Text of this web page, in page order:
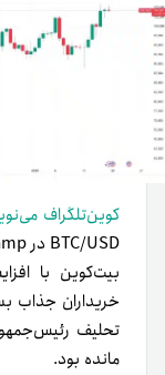
کوین‌تلگراف
خریداران جذاب
تحلیف
مانده بود.